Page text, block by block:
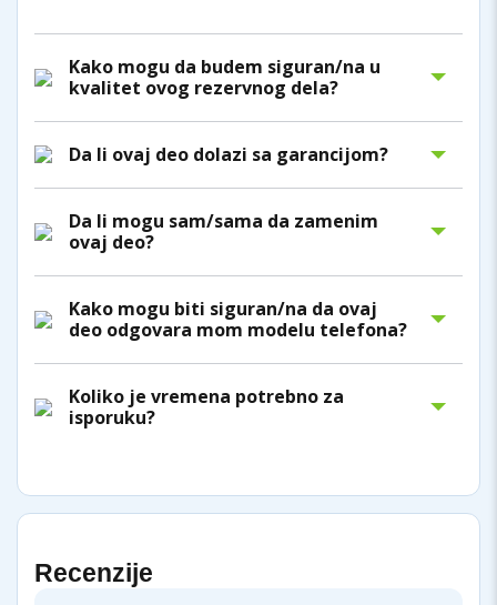
Kako mogu da budem siguran/na u
kvalitet ovog rezervnog dela?
Da li ovaj deo dolazi sa garancijom?
Da li mogu sam/sama da zamenim
ovaj deo?
Kako mogu biti siguran/na da ovaj
deo odgovara mom modelu telefona?
Koliko je vremena potrebno za
isporuku?
Recenzije